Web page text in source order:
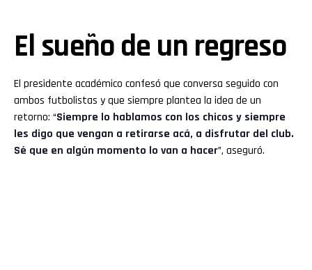
El sueño de un regreso
El presidente académico confesó que conversa seguido con
ambos futbolistas y que siempre plantea la idea de un
retorno: “Siempre lo hablamos con los chicos y siempre
les digo que vengan a retirarse acá, a disfrutar del club.
Sé que en algún momento lo van a hacer”, aseguró.